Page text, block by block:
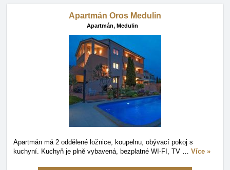
Apartmán Oros Medulin
Apartmán, Medulin
Apartmán má 2 oddělené ložnice, koupelnu, obývací pokoj s
kuchyní. Kuchyň je plně vybavená, bezplatné WI-FI, TV … Více »